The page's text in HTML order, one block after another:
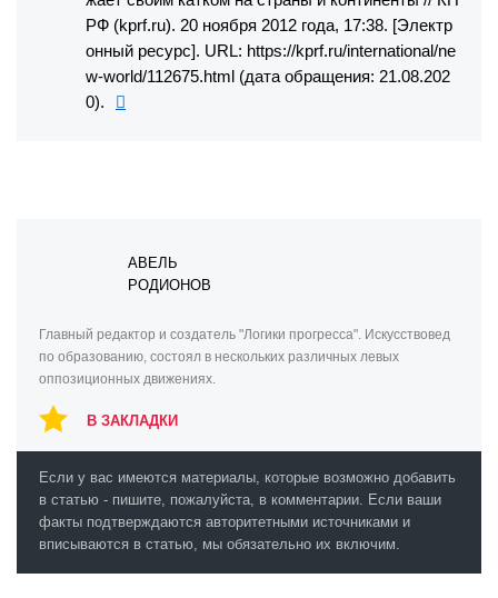
РФ (kprf.ru). 20 ноября 2012 года, 17:38. [Электр
онный ресурс]. URL: https://kprf.ru/international/ne
w-world/112675.html (дата обращения: 21.08.202
0).
АВЕЛЬ
РОДИОНОВ
Главный редактор и создатель "Логики прогресса". Искусствовед
по образованию, состоял в нескольких различных левых
оппозиционных движениях.
В ЗАКЛАДКИ
Если у вас имеются материалы, которые возможно добавить
в статью - пишите, пожалуйста, в комментарии. Если ваши
факты подтверждаются авторитетными источниками и
вписываются в статью, мы обязательно их включим.